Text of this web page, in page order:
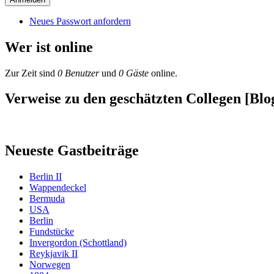
Neues Passwort anfordern
Wer ist online
Zur Zeit sind 0 Benutzerund 0 Gäste online.
Verweise zu den geschätzten Collegen
Neueste Gastbeiträge
Berlin II
Wappendeckel
Bermuda
USA
Berlin
Fundstücke
Invergordon (Schottland)
Reykjavik II
Norwegen